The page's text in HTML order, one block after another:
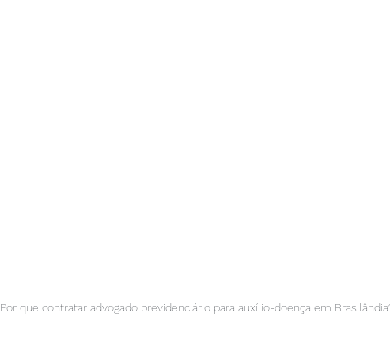
Por que contratar advogado previdenciário para auxílio-doença em